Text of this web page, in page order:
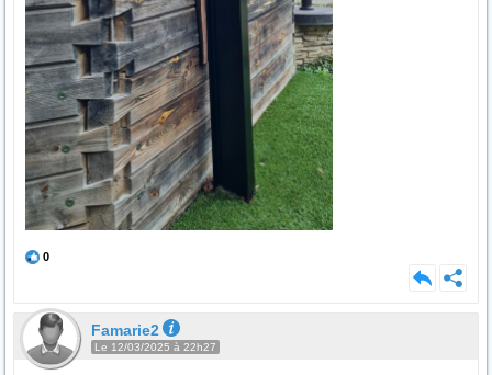
0
Famarie2
Le 12/03/2025 à 22h27